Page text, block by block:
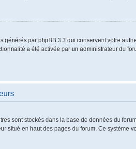
générés par phpBB 3.3 qui conservent votre
a été activée par un administrateur du
sont stockés dans la base de données du
situé en haut des pages du forum. Ce système